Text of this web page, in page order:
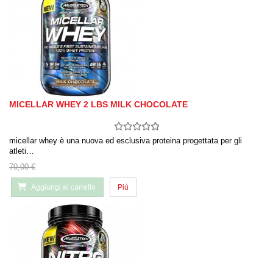
MICELLAR WHEY 2 LBS MILK CHOCOLATE
micellar whey è una nuova ed esclusiva proteina progettata per gli
atleti…
70,00 €
Aggiungi al carrello Più